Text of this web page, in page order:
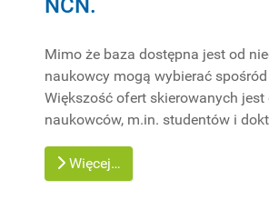
NCN.
Mimo że baza dostępna jest od
naukowcy mogą wybierać
Większość ofert skierowanych jest
naukowców, m.in. studentów i
Więcej…